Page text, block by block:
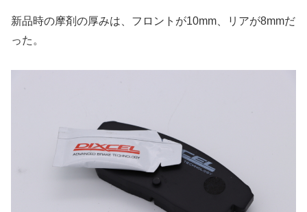
新品時の摩剤の厚みは、フロントが10mm、リアが8mmだ
った。